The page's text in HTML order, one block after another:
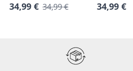
34,99 € 34,99 € 34,99 €